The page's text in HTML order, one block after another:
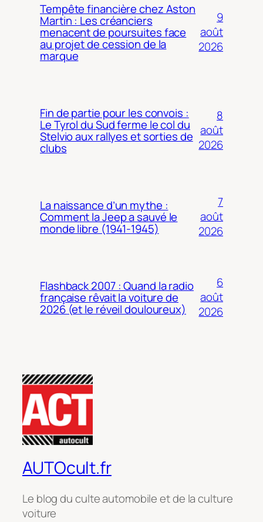
Tempête financière chez Aston
Martin : Les créanciers
menacent de poursuites face
au projet de cession de la
marque
9
août
2026
Fin de partie pour les convois :
Le Tyrol du Sud ferme le col du
Stelvio aux rallyes et sorties de
clubs
8
août
2026
La naissance d’un mythe :
Comment la Jeep a sauvé le
monde libre (1941-1945)
7
août
2026
Flashback 2007 : Quand la radio
française rêvait la voiture de
2026 (et le réveil douloureux)
6
août
2026
AUTOcult.fr
Le blog du culte automobile et de la culture
voiture